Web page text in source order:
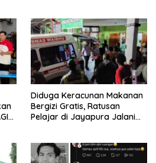
Diduga Keracunan Makanan
Bergizi Gratis, Ratusan
Pelajar di Jayapura Jalani